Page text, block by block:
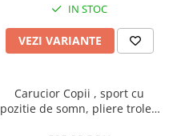
IN STOC
VEZI VARIANTE
Carucior Copii , sport cu
pozitie de somn, pliere troler,